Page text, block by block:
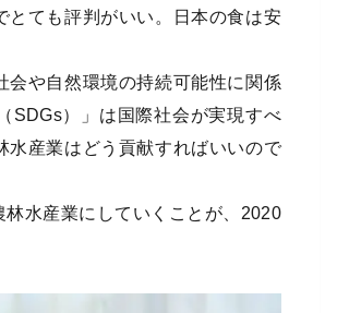
とても評判がいい。日本の食は安
会や自然環境の持続可能性に関係
SDGs）」は国際社会が実現すべ
水産業はどう貢献すればいいので
水産業にしていくことが、2020